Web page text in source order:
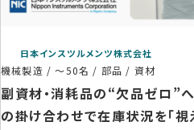
日本インスツルメンツ株式会社
機械製造 /～50名 / 部品 / 資材
副資材・消耗品の“欠品ゼロ”
の掛け合わせで在庫状況を「視